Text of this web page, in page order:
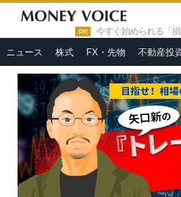
PR 今すぐ始められる「損
ニュース 株式 FX・先物 不動産投
HOME » 人気連載 »
社四季報で高評価なのに、株価がぜん